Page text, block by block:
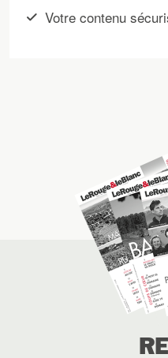
Votre contenu